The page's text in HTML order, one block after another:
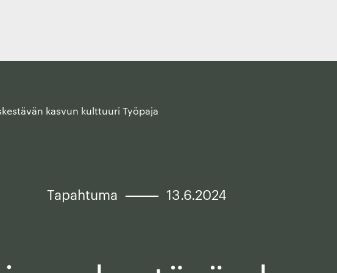
kasvun kulttuuri Työpaja
Tapahtuma 13.6.2024